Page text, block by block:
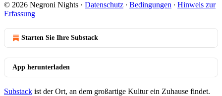
© 2026 Negroni Nights · Datenschutz ∙ Bedingungen ∙ Hinweis zur
Erfassung
Starten Sie Ihre Substack
App herunterladen
Substack ist der Ort, an dem großartige Kultur ein Zuhause findet.